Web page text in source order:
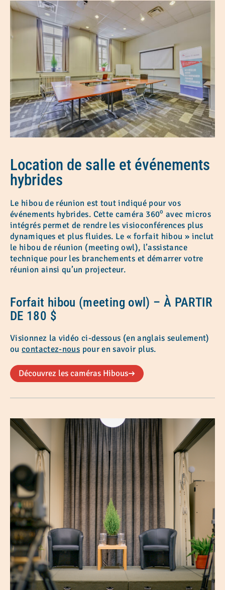
Location de salle et événements
hybrides
Le hibou de réunion est tout indiqué pour vos
événements hybrides. Cette caméra 360o avec micros
intégrés permet de rendre les visioconférences plus
dynamiques et plus fluides. Le « forfait hibou » inclut
le hibou de réunion (meeting owl), l’assistance
technique pour les branchements et démarrer votre
réunion ainsi qu’un projecteur.
Forfait hibou (meeting owl) – À PARTIR
DE 180 $
Visionnez la vidéo ci-dessous (en anglais seulement)
oucontactez-nous pour en savoir plus.
Découvrez les caméras Hibous